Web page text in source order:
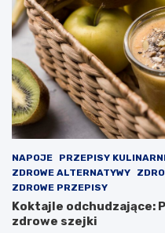
NAPOJE PRZEPISY
ZDROWE ALTERNATYWY
ZDROWE PRZEPISY
Koktajle odchudzające:
zdrowe szejki